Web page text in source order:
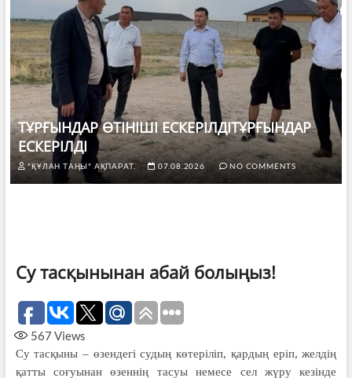
ТҰРҒЫНДАР ӨТІНІШІ ЕСКЕРІЛДІТҰРҒЫНДАР
ЕСКЕРІЛДІ
"ҚҰЛАН ТАҢЫ" АҚПАРАТ. 07.08.2026 NO COMMENTS
Су тасқынынан абай болыңыз!
567 Views
Су тасқыны – өзендегі судың көтеріліп, қардың еріп, желдің
қатты соғуынан өзеннің тасуы немесе сел жүру кезінде